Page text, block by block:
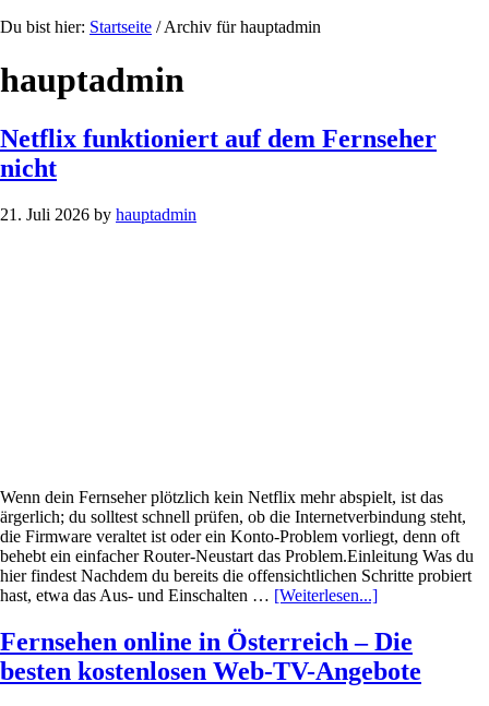
Du bist hier: Startseite /Archiv für hauptadmin
hauptadmin
Netflix funktioniert auf dem Fernseher
nicht
21. Juli 2026 by hauptadmin
Wenn dein Fernseher plötzlich kein Netflix mehr abspielt, ist das
ärgerlich; du solltest schnell prüfen, ob die Internetverbindung steht,
die Firmware veraltet ist oder ein Konto-Problem vorliegt, denn oft
behebt ein einfacher Router-Neustart das Problem.Einleitung Was du
hier findest Nachdem du bereits die offensichtlichen Schritte probiert
hast, etwa das Aus- und Einschalten … [Weiterlesen...]Infos
Plugin
Netflix
funktioniert
Fernsehen online in Österreich – Die
besten kostenlosen Web-TV-Angebote